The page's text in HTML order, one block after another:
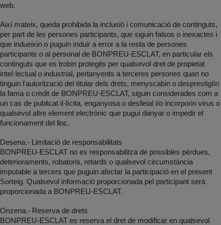
web.
Així mateix, queda prohibida la inclusió i comunicació de continguts,
per part de les persones participants, que siguin falsos o inexactes i
que indueixin o puguin induir a error a la resta de persones
participants o al personal de BONPREU-ESCLAT, en particular els
continguts que es trobin protegits per qualsevol dret de propietat
intel·lectual o industrial, pertanyents a terceres persones quan no
tinguin l'autorització del titular dels drets, menyscabin o desprestigiïn
la fama o crèdit de BONPREU-ESCLAT, siguin considerades com a
un cas de publicat il·lícita, enganyosa o deslleial i/o incorporin virus o
qualsevol altre element electrònic que pugui danyar o impedir el
funcionament del lloc.
Desena.- Limitació de responsabilitats
BONPREU-ESCLAT no es responsabilitza de possibles pèrdues,
deterioraments, robatoris, retards o qualsevol circumstància
imputable a tercers que puguin afectar la participació en el present
Sorteig. Qualsevol informació proporcionada pel participant serà
proporcionada a BONPREU-ESCLAT.
Onzena.- Reserva de drets
BONPREU-ESCLAT es reserva el dret de modificar en qualsevol